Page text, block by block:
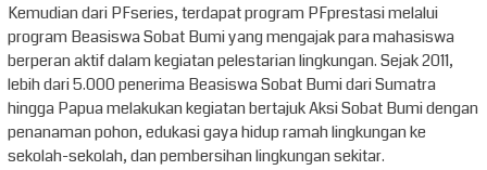
Kemudian dari PFseries, terdapat program PFprestasi melalui
program Beasiswa Sobat Bumi yang mengajak para mahasiswa
berperan aktif dalam kegiatan pelestarian lingkungan. Sejak 2011,
lebih dari 5.000 penerima Beasiswa Sobat Bumi dari Sumatra
hingga Papua melakukan kegiatan bertajuk Aksi Sobat Bumi dengan
penanaman pohon, edukasi gaya hidup ramah lingkungan ke
sekolah-sekolah, dan pembersihan lingkungan sekitar.